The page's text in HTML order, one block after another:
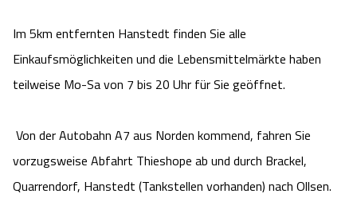
Im 5km entfernten Hanstedt finden Sie alle
Einkaufsmöglichkeiten und die Lebensmittelmärkte haben
teilweise Mo-Sa von 7 bis 20 Uhr für Sie geöffnet.
vorzugsweise Abfahrt Thieshope ab und durch Brackel,
Quarrendorf, Hanstedt (Tankstellen vorhanden) nach Ollsen.